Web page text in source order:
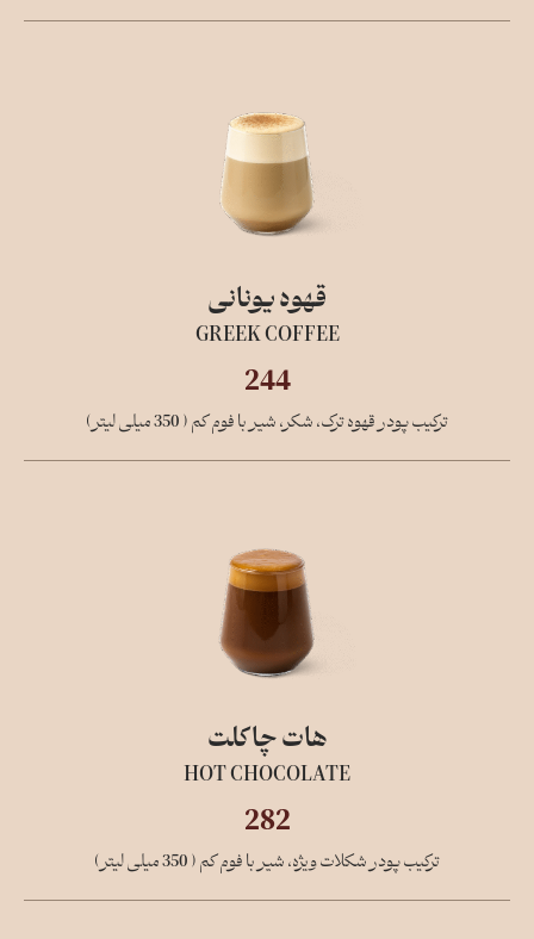
قهوه یونانی
GREEK COFFEE
244
ترکیب پودر قهوه ترک، شکر، شیر با فوم کم ( 350 میلی لیتر)
هات چاکلت
HOT CHOCOLATE
282
ترکیب پودر شکلات ویژه، شیر با فوم کم ( 350 میلی لیتر)